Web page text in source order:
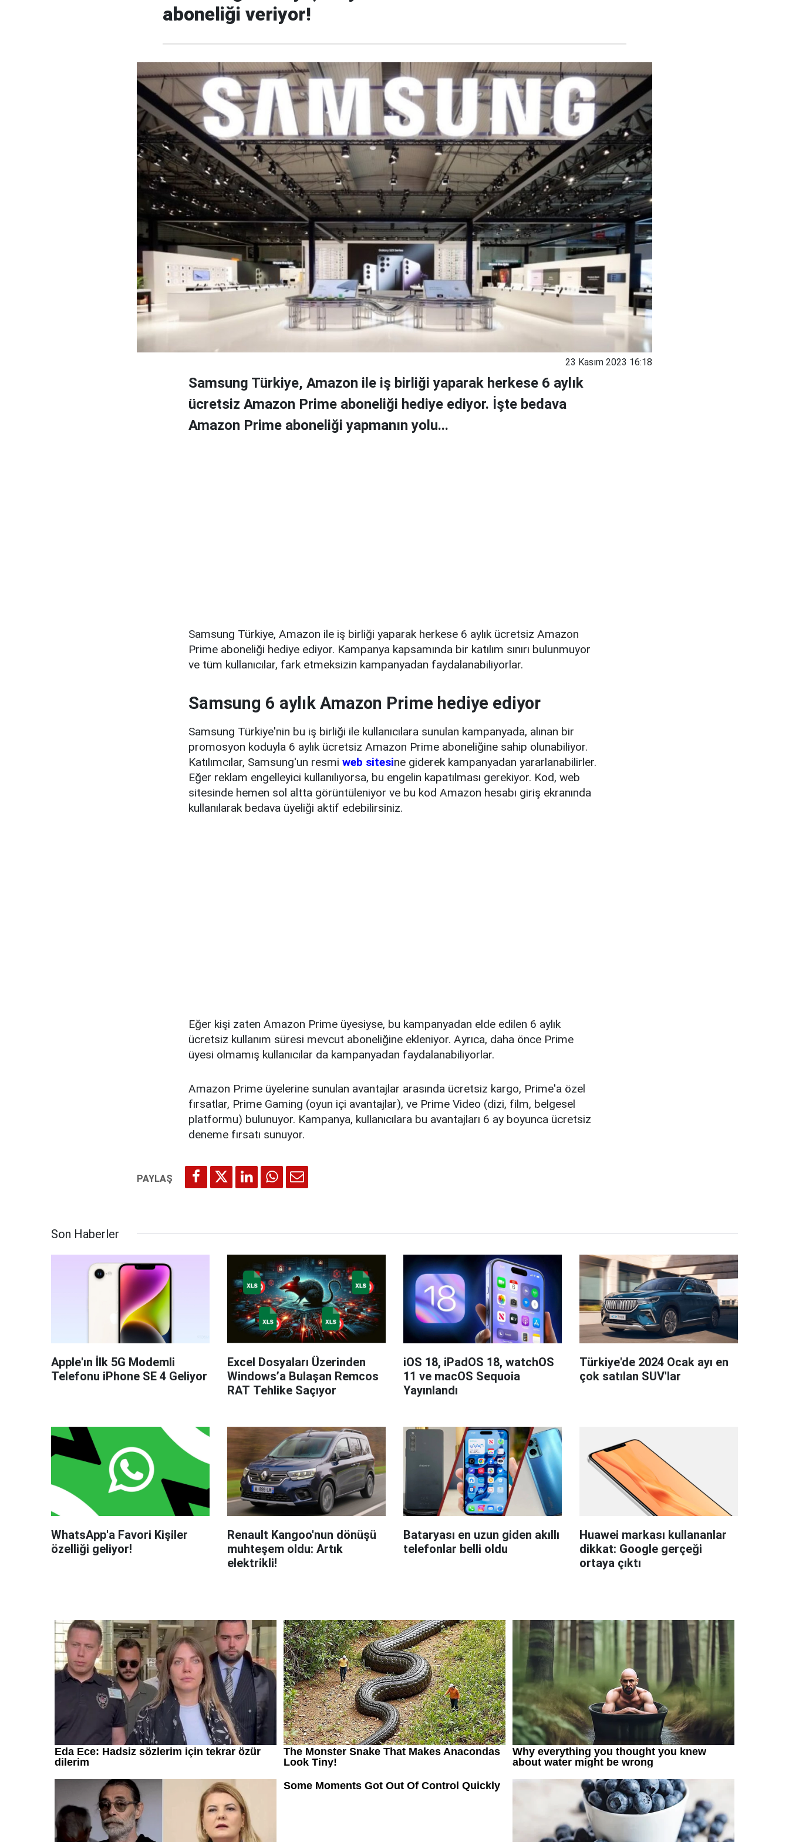
aboneliği veriyor!
23 Kasım 2023 16:18
Samsung Türkiye, Amazon ile iş birliği yaparak herkese 6 aylık
ücretsiz Amazon Prime aboneliği hediye ediyor. İşte bedava
Amazon Prime aboneliği yapmanın yolu...
Samsung Türkiye, Amazon ile iş birliği yaparak herkese 6 aylık ücretsiz Amazon
Prime aboneliği hediye ediyor. Kampanya kapsamında bir katılım sınırı bulunmuyor
ve tüm kullanıcılar, fark etmeksizin kampanyadan faydalanabiliyorlar.
Samsung 6 aylık Amazon Prime hediye ediyor
Samsung Türkiye'nin bu iş birliği ile kullanıcılara sunulan kampanyada, alınan bir
promosyon koduyla 6 aylık ücretsiz Amazon Prime aboneliğine sahip olunabiliyor.
Katılımcılar, Samsung'un resmi web sitesine giderek kampanyadan yararlanabilirler.
Eğer reklam engelleyici kullanılıyorsa, bu engelin kapatılması gerekiyor. Kod, web
sitesinde hemen sol altta görüntüleniyor ve bu kod Amazon hesabı giriş ekranında
kullanılarak bedava üyeliği aktif edebilirsiniz.
Eğer kişi zaten Amazon Prime üyesiyse, bu kampanyadan elde edilen 6 aylık
ücretsiz kullanım süresi mevcut aboneliğine ekleniyor. Ayrıca, daha önce Prime
üyesi olmamış kullanıcılar da kampanyadan faydalanabiliyorlar.
Amazon Prime üyelerine sunulan avantajlar arasında ücretsiz kargo, Prime'a özel
fırsatlar, Prime Gaming (oyun içi avantajlar), ve Prime Video (dizi, film, belgesel
platformu) bulunuyor. Kampanya, kullanıcılara bu avantajları 6 ay boyunca ücretsiz
deneme fırsatı sunuyor.
Son Haberler
Apple'ın İlk 5G Modemli
Telefonu iPhone SE 4 Geliyor
Excel Dosyaları Üzerinden
Windows’a Bulaşan Remcos
RAT Tehlike Saçıyor
iOS 18, iPadOS 18, watchOS
11 ve macOS Sequoia
Yayınlandı
Türkiye'de 2024 Ocak ayı en
çok satılan SUV'lar
WhatsApp'a Favori Kişiler
özelliği geliyor!
Renault Kangoo'nun dönüşü
muhteşem oldu: Artık
elektrikli!
Bataryası en uzun giden akıllı
telefonlar belli oldu
Huawei markası kullananlar
dikkat: Google gerçeği
ortaya çıktı